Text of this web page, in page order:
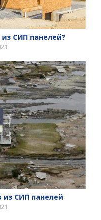
СИП панелей?
из СИП панелей